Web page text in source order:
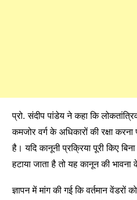
प्रो. संदीप पांडेय ने कहा कि
कमजोर वर्ग के अधिकारों की रक्षा करना
है। यदि कानूनी प्रक्रिया पूरी किए
हटाया जाता है तो यह कानून की भावना
ज्ञापन में मांग की गई कि वर्तमान वेंडरों